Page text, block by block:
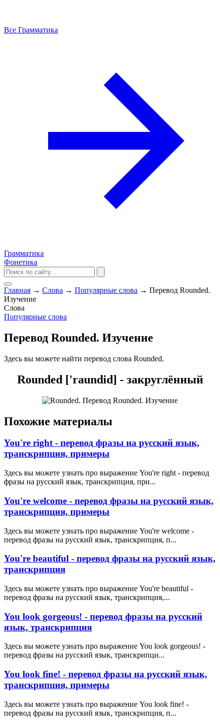
Все Грамматика
Грамматика
Фонетика
Главная → Слова → Популярные слова → Перевод Rounded.
Изучение
Слова
Популярные слова
Перевод Rounded. Изучение
Здесь вы можете найти перевод слова Rounded.
Rounded ['raundid] - закруглённый
Похожие материалы
You're right - перевод фразы на русский язык,
транскрипция, примеры
Здесь вы можете узнать про выражение You're right - перевод
фразы на русский язык, транскрипция, при...
You're welcome - перевод фразы на русский язык,
транскрипция, примеры
Здесь вы можете узнать про выражение You're welcome -
перевод фразы на русский язык, транскрипция, п...
You're beautiful - перевод фразы на русский язык,
транскрипция
Здесь вы можете узнать про выражение You're beautiful -
перевод фразы на русский язык, транскрипция,...
You look gorgeous! - перевод фразы на русский
язык, транскрипция
Здесь вы можете узнать про выражение You look gorgeous! -
перевод фразы на русский язык, транскрипци...
You look fine! - перевод фразы на русский язык,
транскрипция, примеры
Здесь вы можете узнать про выражение You look fine! -
перевод фразы на русский язык, транскрипция, п...